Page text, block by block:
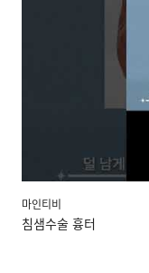
마인티비
침샘제거 수술, 왜 절개
마인티비
침샘수술 흉터
마인티비
미니안면거상 만족도가
마인티비
미니리프팅, 2030이 흉
마인티비
모공 속 꽉 막힌 피지 청
마인티비
이중턱재수술 후기, 어떻
마인티비
침샘비대 때문에? 이중
마인티비
이중턱재수술 고민이라
마인티비
이중턱 지방흡입 실패하
마인티비
LDM 하나로 끝내세요!